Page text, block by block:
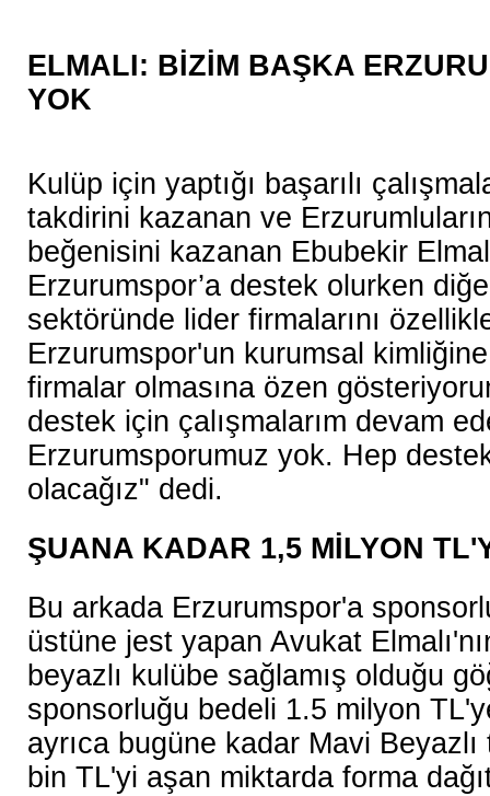
ELMALI: BİZİM BAŞKA
YOK
Kulüp için yaptığı başarılı
takdirini kazanan ve
beğenisini kazanan Ebubekir
Erzurumspor’a destek olurken
sektöründe lider firmalarını
Erzurumspor'un kurumsal
firmalar olmasına özen
destek için çalışmalarım devam
Erzurumsporumuz yok. Hep
olacağız" dedi.
ŞUANA KADAR 1,5 MİLYON
Bu arkada Erzurumspor'a
üstüne jest yapan Avukat
beyazlı kulübe sağlamış olduğu
sponsorluğu bedeli 1.5 milyon
ayrıca bugüne kadar Mavi
bin TL'yi aşan miktarda forma